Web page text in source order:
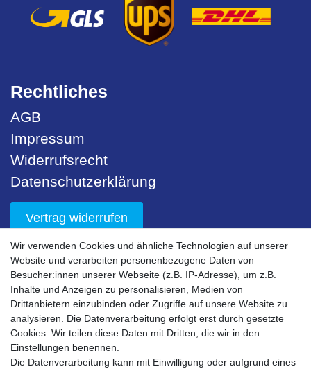
Rechtliches
AGB
Impressum
Widerrufsrecht
Datenschutzerklärung
Vertrag widerrufen
Unser Service
Sicherheit
Nachhaltigkeit
Downloads
Bestell- & Servicehotline
Wir verwenden Cookies und ähnliche Technologien auf unserer
Website und verarbeiten personenbezogene Daten von
Besucher:innen unserer Webseite (z.B. IP-Adresse), um z.B.
Inhalte und Anzeigen zu personalisieren, Medien von
Drittanbietern einzubinden oder Zugriffe auf unsere Website zu
analysieren. Die Datenverarbeitung erfolgt erst durch gesetzte
Cookies. Wir teilen diese Daten mit Dritten, die wir in den
Einstellungen benennen.
Die Datenverarbeitung kann mit Einwilligung oder aufgrund eines